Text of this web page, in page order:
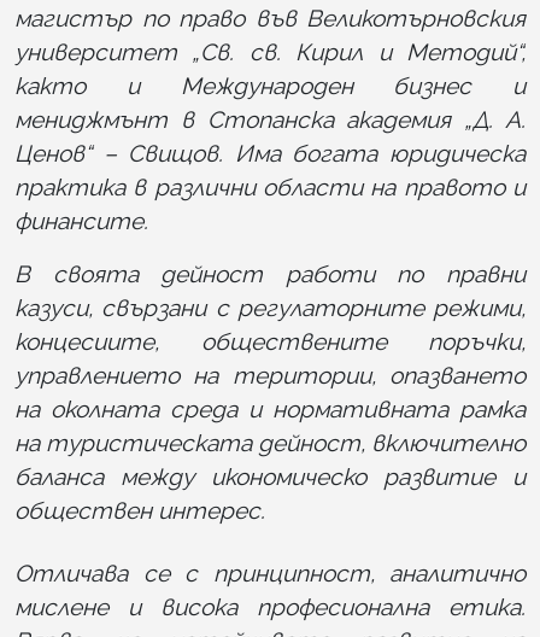
магистър по право във Великотърновския
университет „Св. св. Кирил и Методий“,
както и Международен бизнес и
мениджмънт в Стопанска академия „Д. А.
Ценов“ – Свищов. Има богата юридическа
практика в различни области на правото и
финансите.
В своята дейност работи по правни
казуси, свързани с регулаторните режими,
концесиите, обществените поръчки,
управлението на територии, опазването
на околната среда и нормативната рамка
на туристическата дейност, включително
баланса между икономическо развитие и
обществен интерес.
Отличава се с принципност, аналитично
мислене и висока професионална етика.